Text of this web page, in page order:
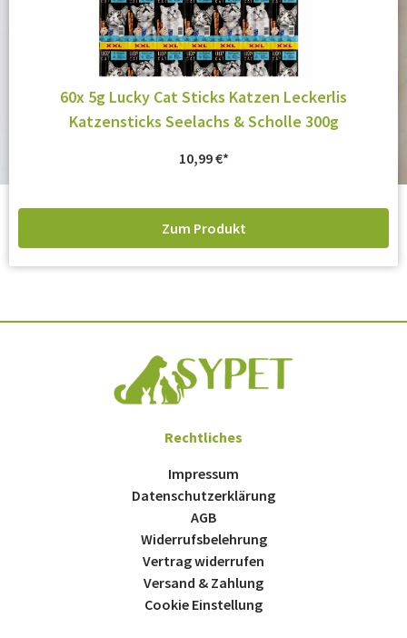
60x 5g Lucky Cat Sticks Katzen Leckerlis
Katzensticks Seelachs & Scholle 300g
10,99€
Zum Produkt
Rechtliches
Impressum
Datenschutzerklärung
AGB
Widerrufsbelehrung
Vertrag widerrufen
Versand & Zahlung
Cookie Einstellung